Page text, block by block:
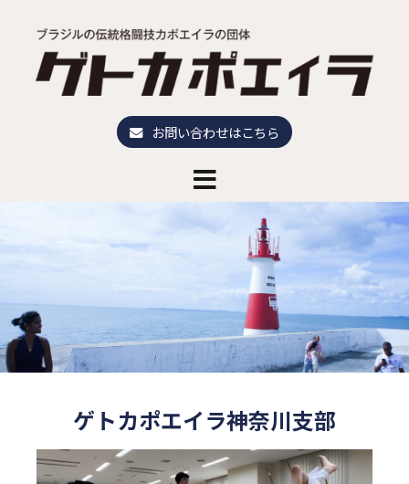
お問い合わせはこちら
ゲトカポエイラ神奈川支部